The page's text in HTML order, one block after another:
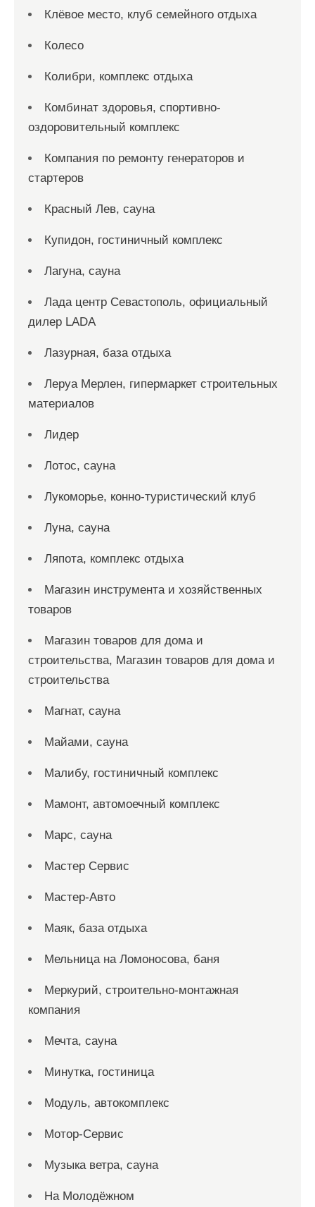
Клёвое место, клуб семейного отдыха
Колесо
Колибри, комплекс отдыха
Комбинат здоровья, спортивно-
оздоровительный комплекс
Компания по ремонту генераторов и
стартеров
Красный Лев, сауна
Купидон, гостиничный комплекс
Лагуна, сауна
Лада центр Севастополь, официальный
дилер LADA
Лазурная, база отдыха
Леруа Мерлен, гипермаркет строительных
материалов
Лидер
Лотос, сауна
Лукоморье, конно-туристический клуб
Луна, сауна
Ляпота, комплекс отдыха
Магазин инструмента и хозяйственных
товаров
Магазин товаров для дома и
строительства, Магазин товаров для дома и
строительства
Магнат, сауна
Майами, сауна
Малибу, гостиничный комплекс
Мамонт, автомоечный комплекс
Марс, сауна
Мастер Сервис
Мастер-Авто
Маяк, база отдыха
Мельница на Ломоносова, баня
Меркурий, строительно-монтажная
компания
Мечта, сауна
Минутка, гостиница
Модуль, автокомплекс
Мотор-Сервис
Музыка ветра, сауна
На Молодёжном